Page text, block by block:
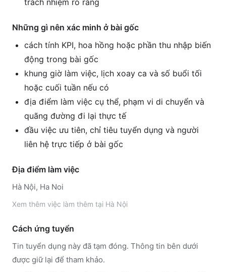
trách nhiệm rõ ràng
Những gì nên xác minh ở bài gốc
cách tính KPI, hoa hồng hoặc phần thu nhập biến
động trong bài gốc
khung giờ làm việc, lịch xoay ca và số buổi tối
hoặc cuối tuần nếu có
địa điểm làm việc cụ thể, phạm vi di chuyển và
quãng đường đi lại thực tế
đầu việc ưu tiên, chỉ tiêu tuyển dụng và người
liên hệ trực tiếp ở bài gốc
Địa điểm làm việc
Hà Nội, Ha Noi
Xem thêm việc làm thêm tại Hà Nội
Cách ứng tuyển
Tin tuyển dụng này đã tạm đóng. Thông tin bên dưới
được giữ lại để tham khảo.